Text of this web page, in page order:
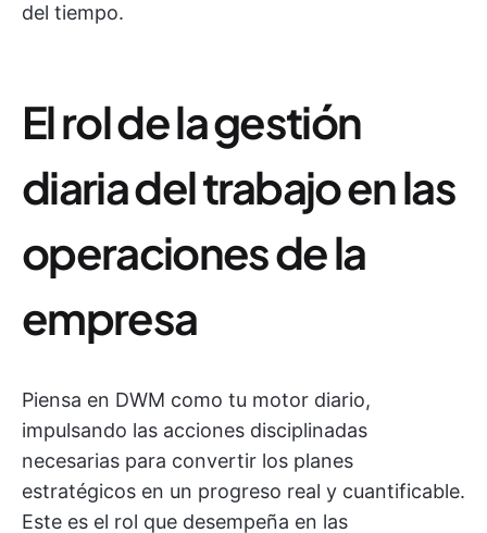
del tiempo.
El rol de la gestión
diaria del trabajo en las
operaciones de la
empresa
Piensa en DWM como tu motor diario,
impulsando las acciones disciplinadas
necesarias para convertir los planes
estratégicos en un progreso real y cuantificable.
Este es el rol que desempeña en las